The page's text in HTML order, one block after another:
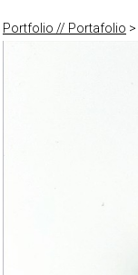
Portfolio // Portafolio >